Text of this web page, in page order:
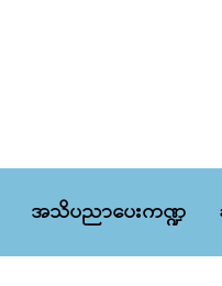
အသိပညာပေးကဏ္ဍ